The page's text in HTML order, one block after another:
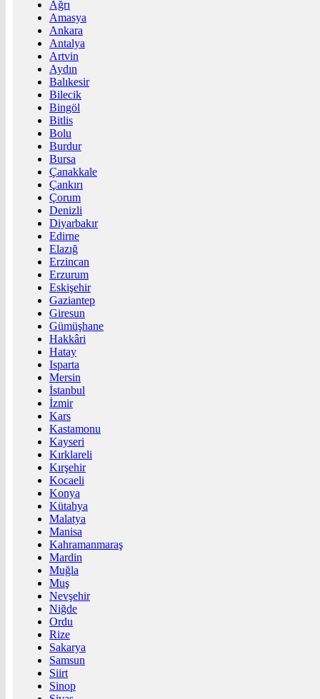
Ağrı
Amasya
Ankara
Antalya
Artvin
Aydın
Balıkesir
Bilecik
Bingöl
Bitlis
Bolu
Burdur
Bursa
Çanakkale
Çankırı
Çorum
Denizli
Diyarbakır
Edirne
Elazığ
Erzincan
Erzurum
Eskişehir
Gaziantep
Giresun
Gümüşhane
Hakkâri
Hatay
Isparta
Mersin
İstanbul
İzmir
Kars
Kastamonu
Kayseri
Kırklareli
Kırşehir
Kocaeli
Konya
Kütahya
Malatya
Manisa
Kahramanmaraş
Mardin
Muğla
Muş
Nevşehir
Niğde
Ordu
Rize
Sakarya
Samsun
Siirt
Sinop